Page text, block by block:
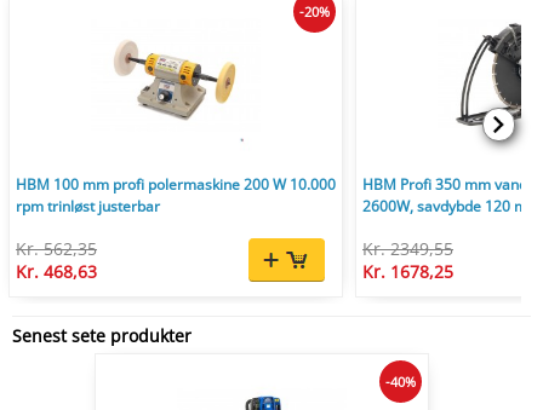
HBM 100 mm profi polermaskine 200 W 10.000
rpm trinløst justerbar
Kr. 562,35
Kr. 468,63
-20%
HBM Profi 350 mm
2600W, savdybde 120
Kr. 2349,55
Kr. 1678,25
Senest sete produkter
-40%